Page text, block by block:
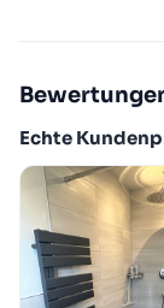
Echte